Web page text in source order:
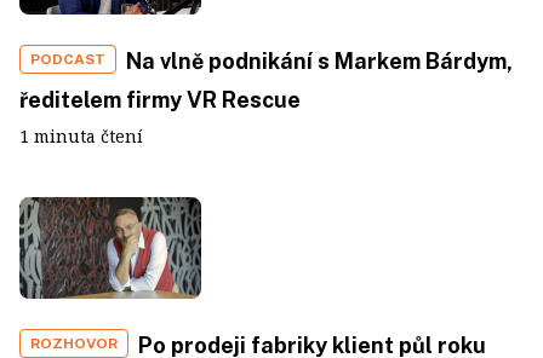
PODCAST
Na vlně podnikání s Markem Bárdym,
ředitelem firmy VR Rescue
1 minuta čtení
ROZHOVOR
Po prodeji fabriky klient půl roku